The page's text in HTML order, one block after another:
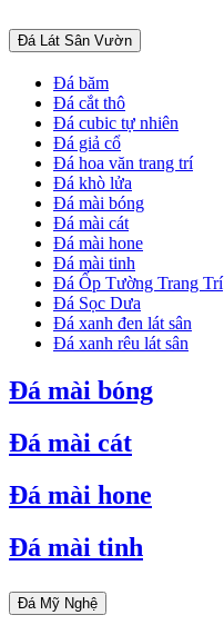
Đá Lát Sân Vườn
Đá băm
Đá cắt thô
Đá cubic tự nhiên
Đá giả cổ
Đá hoa văn trang trí
Đá khò lửa
Đá mài bóng
Đá mài cát
Đá mài hone
Đá mài tinh
Đá Ốp Tường Trang Trí
Đá Sọc Dưa
Đá xanh đen lát sân
Đá xanh rêu lát sân
Đá mài bóng
Đá mài cát
Đá mài hone
Đá mài tinh
Đá Mỹ Nghệ